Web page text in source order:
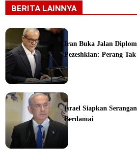
BERITA LAINNYA
Iran Buka Jalan
Pezeshkian: Perang
Israel Siapkan
Berdamai